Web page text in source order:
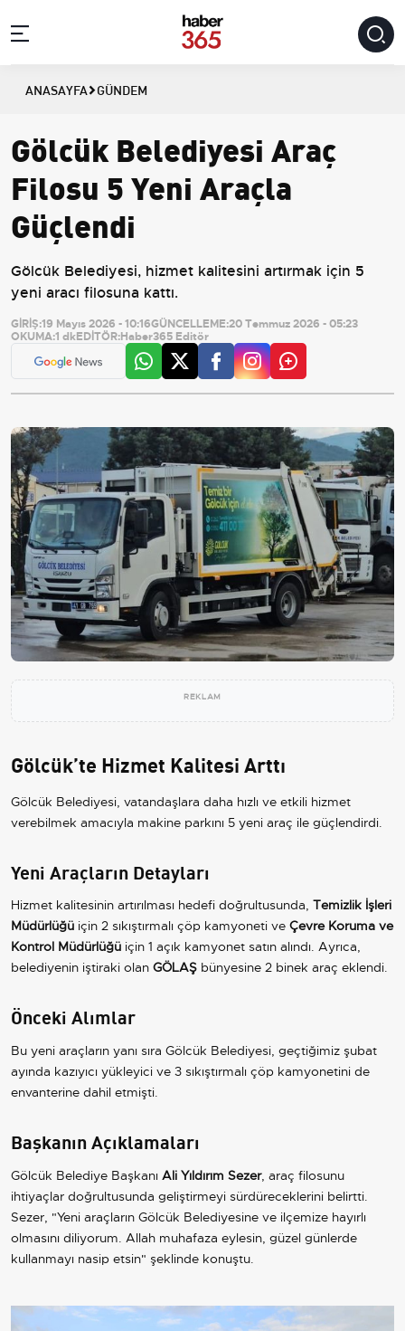
ANASAYFA GÜNDEM
Gölcük Belediyesi Araç
Filosu 5 Yeni Araçla
Güçlendi
Gölcük Belediyesi, hizmet kalitesini artırmak için 5
yeni aracı filosuna kattı.
GİRİŞ:19 Mayıs 2026 - 10:16GÜNCELLEME:20 Temmuz 2026 - 05:23
OKUMA:1 dkEDİTÖR:Haber365 Editör
REKLAM
Gölcük’te Hizmet Kalitesi Arttı
Gölcük Belediyesi, vatandaşlara daha hızlı ve etkili hizmet
verebilmek amacıyla makine parkını 5 yeni araç ile güçlendirdi.
Yeni Araçların Detayları
Hizmet kalitesinin artırılması hedefi doğrultusunda, Temizlik İşleri
Müdürlüğü için 2 sıkıştırmalı çöp kamyoneti ve Çevre Koruma ve
Kontrol Müdürlüğü için 1 açık kamyonet satın alındı. Ayrıca,
belediyenin iştiraki olan GÖLAŞ bünyesine 2 binek araç eklendi.
Önceki Alımlar
Bu yeni araçların yanı sıra Gölcük Belediyesi, geçtiğimiz şubat
ayında kazıyıcı yükleyici ve 3 sıkıştırmalı çöp kamyonetini de
envanterine dahil etmişti.
Başkanın Açıklamaları
Gölcük Belediye Başkanı Ali Yıldırım Sezer, araç filosunu
ihtiyaçlar doğrultusunda geliştirmeyi sürdüreceklerini belirtti.
Sezer, "Yeni araçların Gölcük Belediyesine ve ilçemize hayırlı
olmasını diliyorum. Allah muhafaza eylesin, güzel günlerde
kullanmayı nasip etsin" şeklinde konuştu.